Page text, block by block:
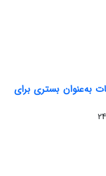
به‌عنوان بستری برای